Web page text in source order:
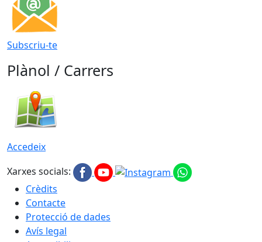
Subscriu-te
Plànol / Carrers
Accedeix
Xarxes socials:
Crèdits
Contacte
Protecció de dades
Avís legal